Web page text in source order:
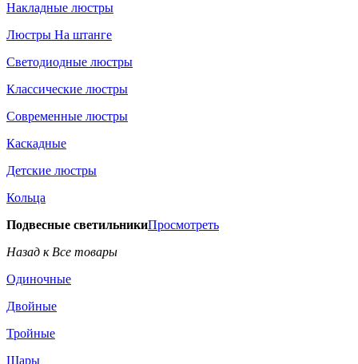
Накладные люстры
Люстры На штанге
Светодиодные люстры
Классические люстры
Современные люстры
Каскадные
Детские люстры
Кольца
Подвесные светильникиПросмотреть
Назад к Все товары
Одиночные
Двойные
Тройные
Шары